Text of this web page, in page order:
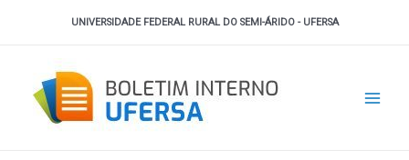
UNIVERSIDADE FEDERAL RURAL DO SEMI-ÁRIDO - UFERSA
Menu